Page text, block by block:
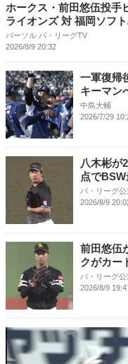
ホークス・前田悠伍投手
ライオンズ 対 福岡ソフ
パーソル パ・リーグTV
2026/8/9 20:32
一軍復帰
キーマン
中島大輔
2026/7/29
八木彬が
点でBSW
パ・リーグ
2026/8/9
前田悠伍
クがカー
パ・リーグ
2026/8/9